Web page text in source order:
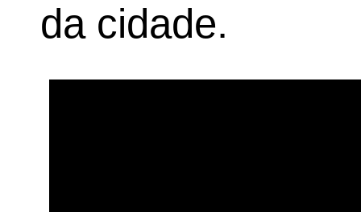
da cidade.